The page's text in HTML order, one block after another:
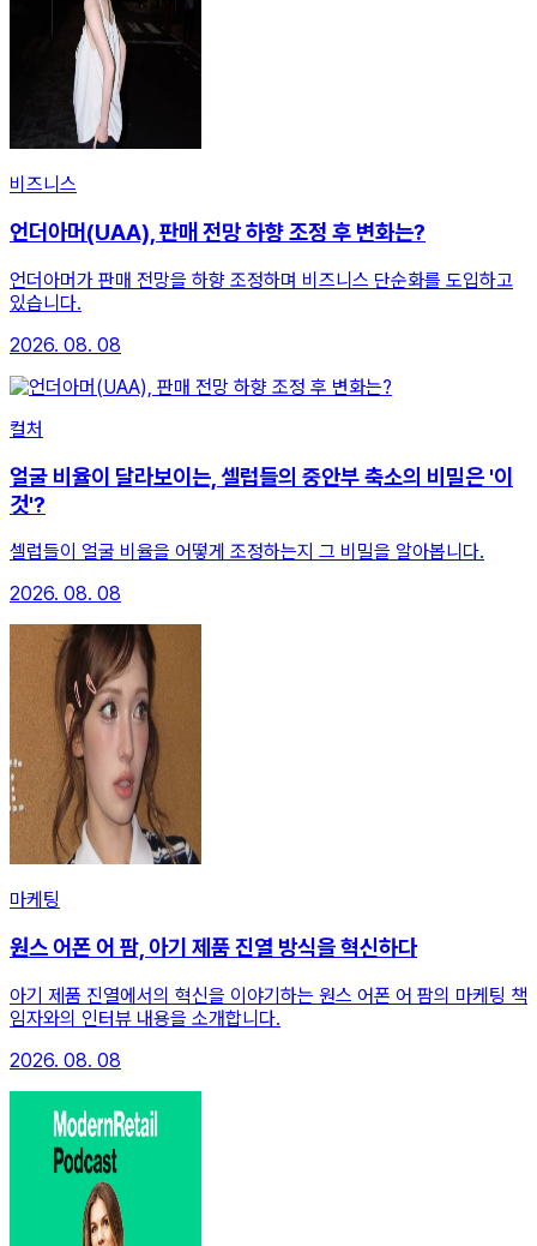
비즈니스
언더아머(UAA), 판매 전망 하향 조정 후 변화는?
언더아머가 판매 전망을 하향 조정하며 비즈니스 단순화를 도입하고
있습니다.
2026. 08. 08
컬처
얼굴 비율이 달라보이는, 셀럽들의 중안부 축소의 비밀은 '이
것'?
셀럽들이 얼굴 비율을 어떻게 조정하는지 그 비밀을 알아봅니다.
2026. 08. 08
마케팅
원스 어폰 어 팜, 아기 제품 진열 방식을 혁신하다
아기 제품 진열에서의 혁신을 이야기하는 원스 어폰 어 팜의 마케팅 책
임자와의 인터뷰 내용을 소개합니다.
2026. 08. 08